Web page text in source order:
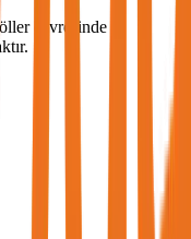
çevresinde